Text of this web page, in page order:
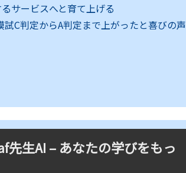
サービスへと育て上げる
C判定からA判定まで上がったと喜びの声
先生AI – あなたの学びをもっ